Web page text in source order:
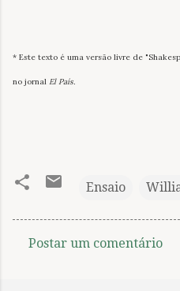
* Este texto é uma versão livre de
no jornal El País.
Ensaio
Postar um comentário